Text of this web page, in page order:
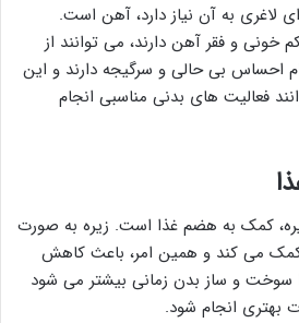
لاغری به آن نیاز دارد، آهن است.
خونی و فقر آهن دارند، می توانند از
احساس بی حالی و سرگیجه دارند و این
فعالیت های بدنی مناسبی انجام
کمک به هضم غذا است. زیره به صورت
می کند و همین امر، باعث کاهش
سوخت و ساز بدن زمانی بیشتر می شود
بهتری انجام شود.